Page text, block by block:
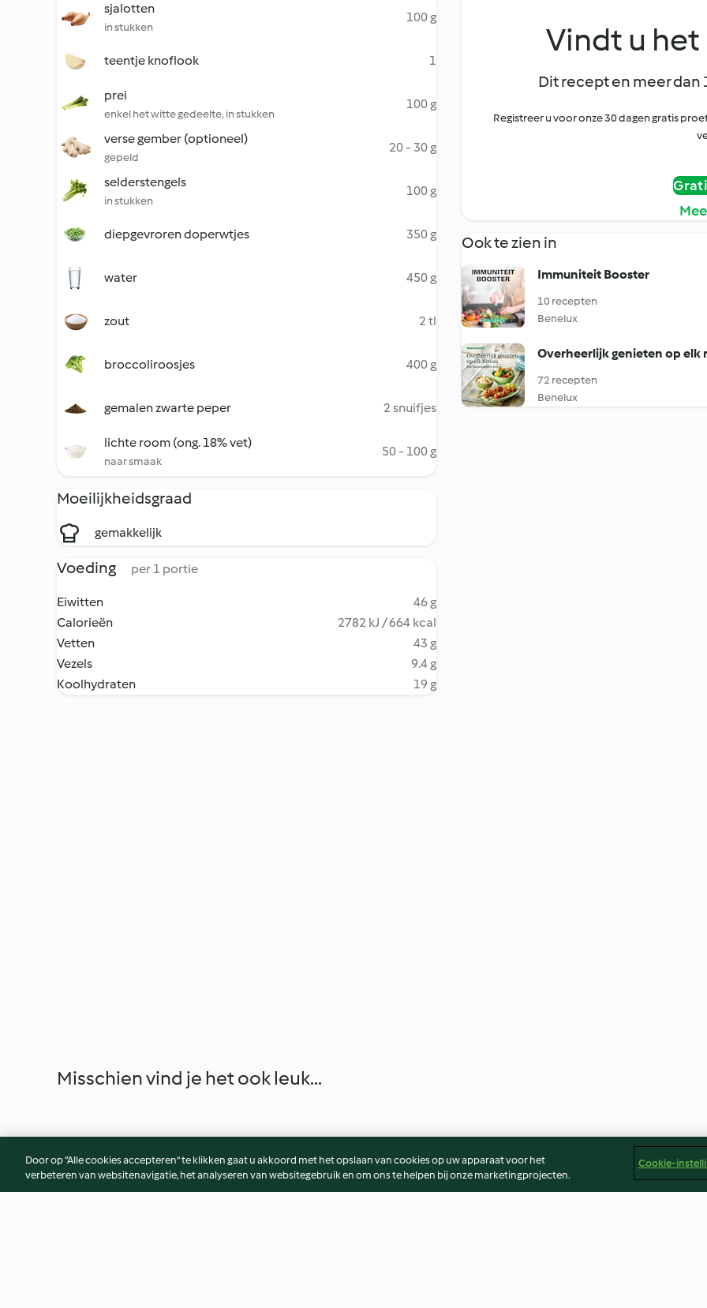
sjalotten
in stukken
100 g
teentje knoflook 1
prei
enkel het witte gedeelte, in stukken
100 g
verse gember (optioneel)
gepeld
20 - 30 g
selderstengels
in stukken
100 g
diepgevroren doperwtjes 350 g
water 450 g
zout 2 tl
broccoliroosjes 400 g
gemalen zwarte peper 2 snuifjes
lichte room (ong. 18% vet)
naar smaak
50 - 100 g
Moeilijkheidsgraad
gemakkelijk
Voeding per 1 portie
Eiwitten
46 g
Calorieën
2782 kJ / 664 kcal
Vetten
43 g
Vezels
9.4 g
Koolhydraten
19 g
Vindt u het
Dit recept en meer dan
Registreer u voor onze 30 dagen gratis
Ook te zien in
Immuniteit Booster
10 recepten
Benelux
Overheerlijk genieten op elk
72 recepten
Benelux
Misschien vind je het ook leuk...
Door op “Alle cookies accepteren” te klikken gaat u akkoord met het opslaan van cookies op uw apparaat voor het
verbeteren van websitenavigatie, het analyseren van websitegebruik en om ons te helpen bij onze marketingprojecten.
Cookie-